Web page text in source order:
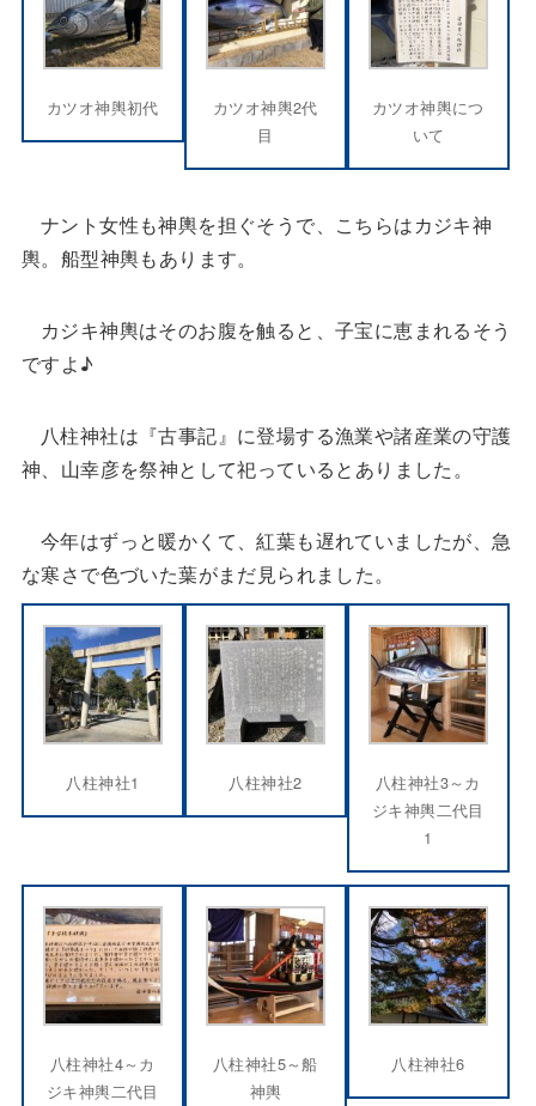
カツオ神輿初代
カツオ神輿2代
目
カツオ神輿につ
いて
ナント女性も神輿を担ぐそうで、こちらはカジキ神
輿。船型神輿もあります。
カジキ神輿はそのお腹を触ると、子宝に恵まれるそう
ですよ♪
八柱神社は『古事記』に登場する漁業や諸産業の守護
神、山幸彦を祭神として祀っているとありました。
今年はずっと暖かくて、紅葉も遅れていましたが、急
な寒さで色づいた葉がまだ見られました。
八柱神社1 八柱神社2
八柱神社3～カ
ジキ神輿二代目
1
八柱神社4～カ
ジキ神輿二代目
八柱神社5～船
神輿
八柱神社6